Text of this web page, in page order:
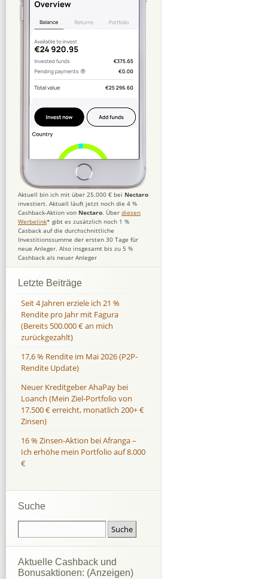
Aktuell bin ich mit über 25.000 € bei Nectaro
investiert. Aktuell läuft jetzt noch die 4 %
Cashback-Aktion von Nectaro. Über diesen
Werbelink* gibt es zusätzlich noch 1 %
Casback auf die durchschnittliche
Investitionssumme der ersten 30 Tage für
neue Anleger. Also insgesamt bis zu 5 %
Cashback als neuer Anleger
Letzte Beiträge
Seit 4 Jahren erziele ich 21 %
Rendite pro Jahr mit Fagura
(Bereits 500.000 € an mich
zurückgezahlt)
17,6 % Rendite im Mai 2026 (P2P-
Rendite Update)
Neuer Kreditgeber AhaPay bei
Loanch (Mein Ziel-Portfolio von
17.500 € erreicht, monatlich 200+ €
Zinsen)
16 % Zinsen-Aktion bei Afranga –
Ich erhöhe mein Portfolio auf 8.000
€
Suche
Aktuelle Cashback und
Bonusaktionen: (Anzeigen)